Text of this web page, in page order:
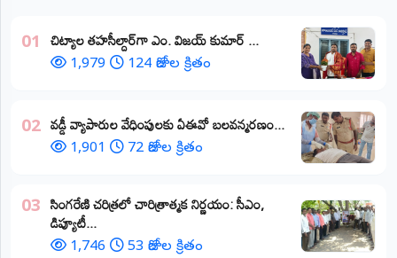
01 ​చిట్యాల తహసీల్దార్‌గా ఎం. విజయ్ కుమార్ ...
1,979 124 రోజుల క్రితం
02 వడ్డీ వ్యాపారుల వేధింపులకు ఏఈవో బలవన్మరణం...
1,901 72 రోజుల క్రితం
03 ​సింగరేణి చరిత్రలో చారిత్రాత్మక నిర్ణయం: సీఎం,
డిప్యూటీ...
1,746 53 రోజుల క్రితం